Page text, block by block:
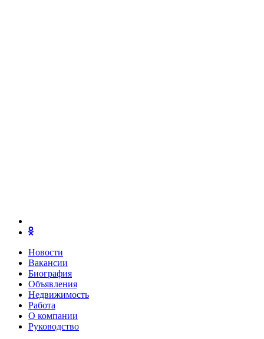
Новости
Вакансии
Биография
Объявления
Недвижимость
Работа
О компании
Руководство